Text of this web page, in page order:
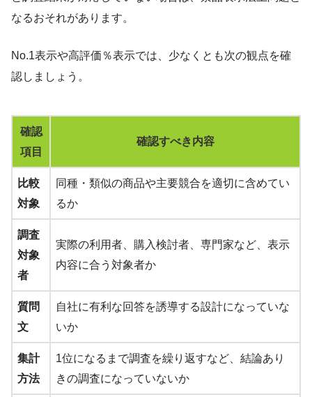
なるおそれがあります。
No.1表示や高評価％表示では、少なくとも次の観点を確
認しましょう。
確認
項目
確認すべき内容
比較
対象
同種・類似の商品や主要競合を適切に含めてい
るか
調査
対象
者
実際の利用者、購入検討者、専門家など、表示
内容に合う対象者か
質問
文
自社に有利な回答を誘導する設計になっていな
いか
集計
方法
1位になるまで調査を繰り返すなど、結論あり
きの調査になっていないか